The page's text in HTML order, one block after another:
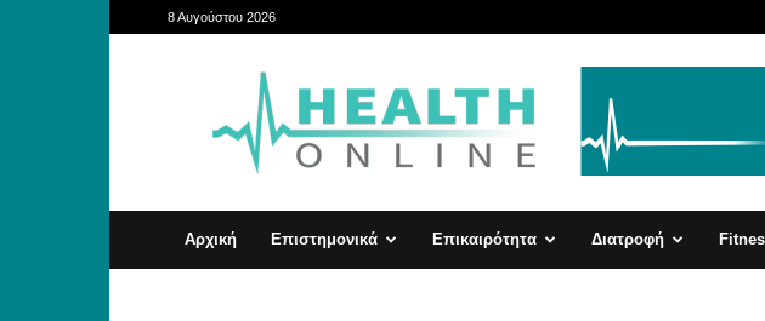
8 Αυγούστου 2026
HealthOnline
Αρχική Επιστημονικά Επικαιρότητα Διατροφή